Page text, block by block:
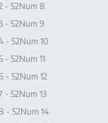
- 52Num 8
- 52Num 9
- 52Num 10
- 52Num 11
- 52Num 12
- 52Num 13
- 52Num 14